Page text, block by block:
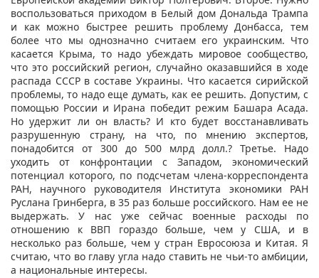
воспользоваться приходом в Белый дом Дональда Трампа
и как можно быстрее решить проблему Донбасса, тем
более что мы однозначно считаем его украинским. Что
касается Крыма, то надо убеждать мировое сообщество,
что это российский регион, случайно оказавшийся в ходе
распада СССР в составе Украины. Что касается сирийской
проблемы, то надо еще думать, как ее решить. Допустим, с
помощью России и Ирана победит режим Башара Асада.
Но удержит ли он власть? И кто будет восстанавливать
разрушенную страну, на что, по мнению экспертов,
понадобится от 300 до 500 млрд долл.? Третье. Надо
уходить от конфронтации с Западом, экономический
потенциал которого, по подсчетам члена-корреспондента
РАН, научного руководителя Института экономики РАН
Руслана Гринберга, в 35 раз больше российского. Нам ее не
выдержать. У нас уже сейчас военные расходы по
отношению к ВВП гораздо больше, чем у США, и в
несколько раз больше, чем у стран Евросоюза и Китая. Я
считаю, что во главу угла надо ставить не чьи-то амбиции,
а национальные интересы.